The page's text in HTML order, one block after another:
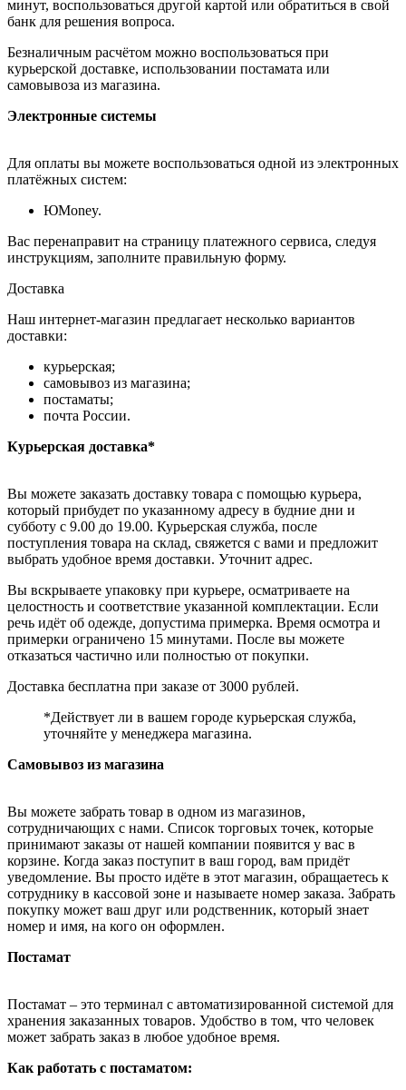
минут, воспользоваться другой картой или обратиться в свой
банк для решения вопроса.
Безналичным расчётом можно воспользоваться при
курьерской доставке, использовании постамата или
самовывоза из магазина.
Электронные системы
Для оплаты вы можете воспользоваться одной из электронных
платёжных систем:
ЮMoney.
Вас перенаправит на страницу платежного сервиса, следуя
инструкциям, заполните правильную форму.
Доставка
Наш интернет-магазин предлагает несколько вариантов
доставки:
курьерская;
самовывоз из магазина;
постаматы;
почта России.
Курьерская доставка*
Вы можете заказать доставку товара с помощью курьера,
который прибудет по указанному адресу в будние дни и
субботу с 9.00 до 19.00. Курьерская служба, после
поступления товара на склад, свяжется с вами и предложит
выбрать удобное время доставки. Уточнит адрес.
Вы вскрываете упаковку при курьере, осматриваете на
целостность и соответствие указанной комплектации. Если
речь идёт об одежде, допустима примерка. Время осмотра и
примерки ограничено 15 минутами. После вы можете
отказаться частично или полностью от покупки.
Доставка бесплатна при заказе от 3000 рублей.
*Действует ли в вашем городе курьерская служба,
уточняйте у менеджера магазина.
Самовывоз из магазина
Вы можете забрать товар в одном из магазинов,
сотрудничающих с нами. Список торговых точек, которые
принимают заказы от нашей компании появится у вас в
корзине. Когда заказ поступит в ваш город, вам придёт
уведомление. Вы просто идёте в этот магазин, обращаетесь к
сотруднику в кассовой зоне и называете номер заказа. Забрать
покупку может ваш друг или родственник, который знает
номер и имя, на кого он оформлен.
Постамат
Постамат – это терминал с автоматизированной системой для
хранения заказанных товаров. Удобство в том, что человек
может забрать заказ в любое удобное время.
Как работать с постаматом: